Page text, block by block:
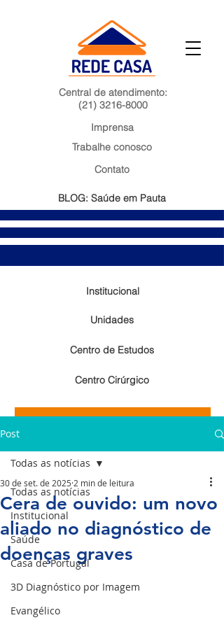
Central de atendimento:
(21) 3216-8000
Unidades
Centro Cirúrgico
Centro de Estudos
Institucional
Imprensa
Trabalhe conosco
Contato
BLOG: Saúde em Pauta
Resultados de exames laboratoriais
Post
Todas as notícias
Institucional
Saúde
Casa de Portugal
3D Diagnóstico por Imagem
Evangélico
Todas as notícias
Cera de ouvido: um novo
aliado no diagnóstico de
doenças graves
30 de set. de 2025 2 min de leitura